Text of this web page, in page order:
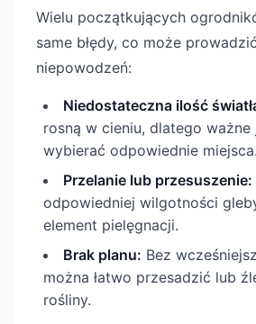
Wielu początkujących
same błędy, co może
niepowodzeń:
Niedostateczna ilość
rosną w cieniu, dlatego ważne
wybierać odpowiednie miejsca.
Przelanie lub przesuszenie:
odpowiedniej wilgotności
element pielęgnacji.
Brak planu: Bez
można łatwo przesadzić lub
rośliny.